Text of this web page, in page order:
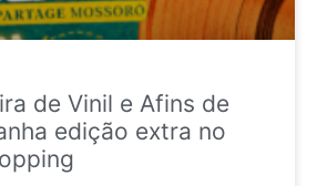
de Vinil e Afins de
edição extra no